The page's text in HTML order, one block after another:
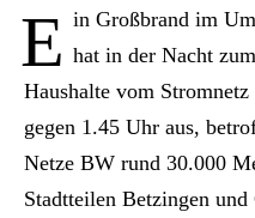
E in Großbrand im
hat in der Nacht
Haushalte vom
gegen 1.45 Uhr aus,
Netze BW rund 30.000
Stadtteilen Betzingen